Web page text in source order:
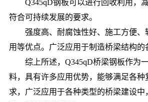
Q345qD钢板可以进行回收利用，减
符合可持续发展的要求。
强度高、耐腐蚀性好、施工方便、
用等优点。广泛应用于制造桥梁结构的
综上所述，Q345qD桥梁钢板作为
料，具有许多应用优势，能够满足各种
求，广泛应用于各种类型的桥梁建设中